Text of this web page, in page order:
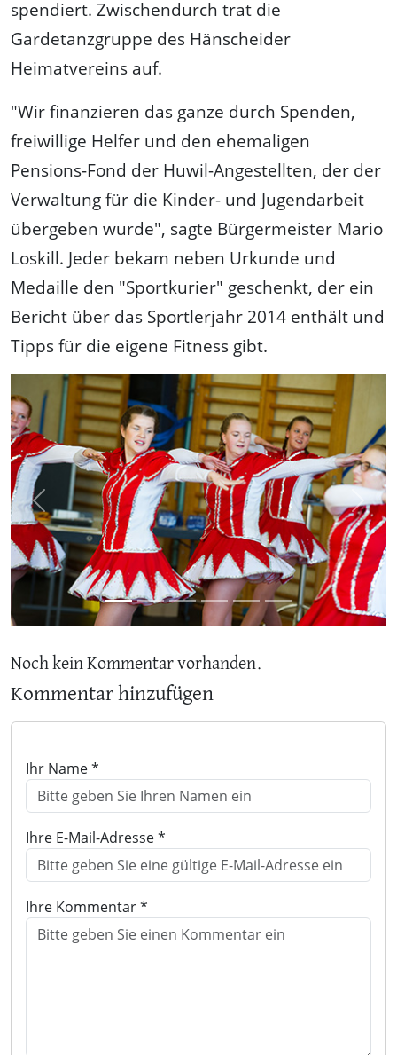
spendiert. Zwischendurch trat die
Gardetanzgruppe des Hänscheider
Heimatvereins auf.
"Wir finanzieren das ganze durch Spenden,
freiwillige Helfer und den ehemaligen
Pensions-Fond der Huwil-Angestellten, der der
Verwaltung für die Kinder- und Jugendarbeit
übergeben wurde", sagte Bürgermeister Mario
Loskill. Jeder bekam neben Urkunde und
Medaille den "Sportkurier" geschenkt, der ein
Bericht über das Sportlerjahr 2014 enthält und
Tipps für die eigene Fitness gibt.
Previous Next
Noch kein Kommentar vorhanden.
Kommentar hinzufügen
Ihr Name *
Ihre E-Mail-Adresse *
Ihre Kommentar *